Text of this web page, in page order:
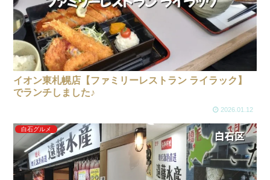
イオン東札幌店【ファミリーレストラン ライラック】
でランチしました♪
2026.01.12
白石グルメ